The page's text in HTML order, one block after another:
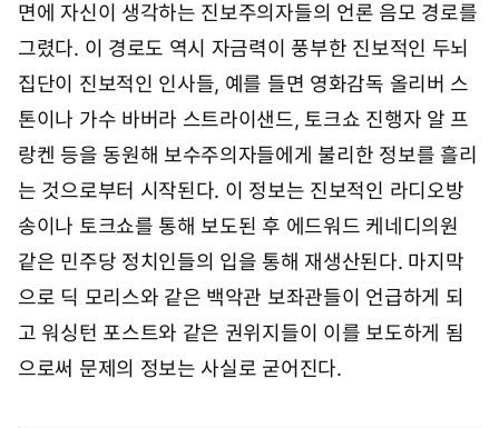
면에 자신이 생각하는 진보주의자들의 언론 음모 경로를
그렸다. 이 경로도 역시 자금력이 풍부한 진보적인 두뇌
집단이 진보적인 인사들, 예를 들면 영화감독 올리버 스
톤이나 가수 바버라 스트라이샌드, 토크쇼 진행자 알 프
랑켄 등을 동원해 보수주의자들에게 불리한 정보를 흘리
는 것으로부터 시작된다. 이 정보는 진보적인 라디오방
송이나 토크쇼를 통해 보도된 후 에드워드 케네디의원
같은 민주당 정치인들의 입을 통해 재생산된다. 마지막
으로 딕 모리스와 같은 백악관 보좌관들이 언급하게 되
고 워싱턴 포스트와 같은 권위지들이 이를 보도하게 됨
으로써 문제의 정보는 사실로 굳어진다.